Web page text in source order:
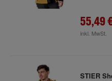
55,49
inkl. MwSt.
STIER